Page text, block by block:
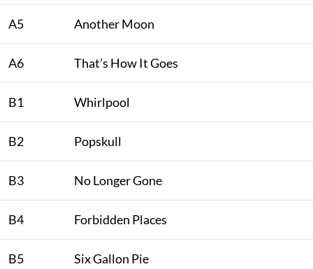
A5 Another Moon
A6 That’s How It Goes
B1 Whirlpool
B2 Popskull
B3 No Longer Gone
B4 Forbidden Places
B5 Six Gallon Pie